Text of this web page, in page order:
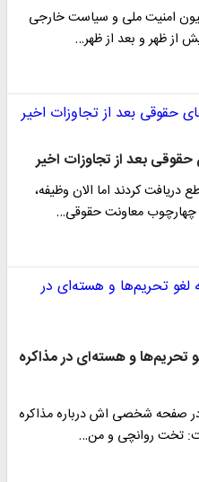
امنیت ملی و سیاست خارجی
ظهر و بعد از ظهر…
بعد از تجاوزات اخیر
کردند اما الان وظیفه،
چهارچوب معاونت حقوقی…
تحریم‌ها و هسته‌ای در مذاکره
صفحه شخصی اش درباره مذاکره
تخت روانچی و من…